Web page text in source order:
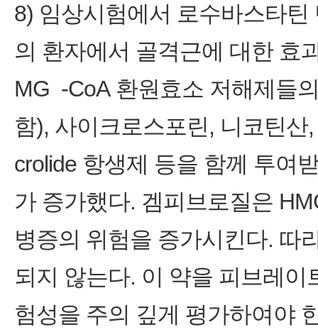
8) 임상시험에서 로수바스타
의 환자에서 골격근에 대한 효
MG ‑CoA 환원효소 저해제들
함), 사이크로스포린, 니코틴
crolide 항생제 등을 함께 투여
가 증가했다. 겜피브로질은
병증의 위험을 증가시킨다. 따
되지 않는다. 이 약을 피브레
험성을 주의 깊게 평가하여야